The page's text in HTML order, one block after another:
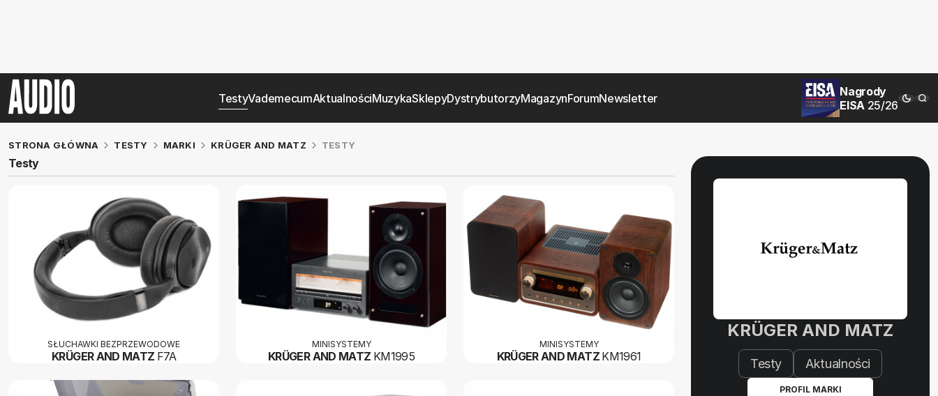
TestyVademecumAktualnościMuzykaSklepyDystrybutorzyMagazynForumNewsletter
Nagrody
EISA 25/26
STRONA GŁÓWNA TESTY MARKI KRÜGER AND MATZ TESTY
KRÜGER AND MATZ
Testy Aktualności
PROFIL MARKI
Testy
SŁUCHAWKI BEZPRZEWODOWE
KRÜGER AND MATZ F7A
MINISYSTEMY
KRÜGER AND MATZ KM1995
MINISYSTEMY
KRÜGER AND MATZ KM1961